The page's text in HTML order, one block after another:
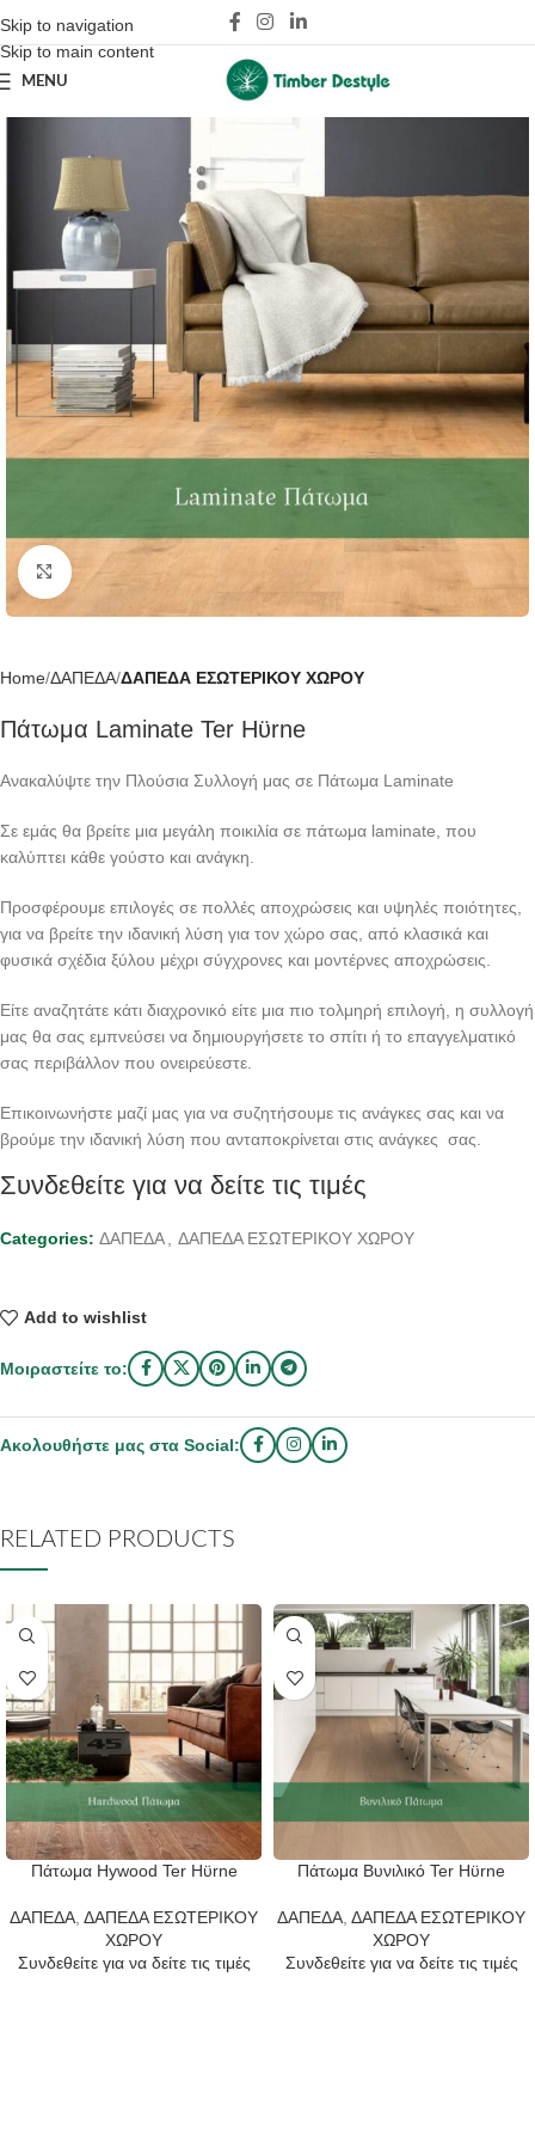
Skip to navigation
Skip to main content
MENU
Click to enlarge
Home ΔΑΠΕΔΑ ΔΑΠΕΔΑ ΕΣΩΤΕΡΙΚΟΥ ΧΩΡΟΥ
Πάτωμα Laminate Ter Hϋrne
Ανακαλύψτε την Πλούσια Συλλογή μας σε Πάτωμα Laminate
Σε εμάς θα βρείτε μια μεγάλη ποικιλία σε πάτωμα laminate, που
καλύπτει κάθε γούστο και ανάγκη.
Προσφέρουμε επιλογές σε πολλές αποχρώσεις και υψηλές ποιότητες,
για να βρείτε την ιδανική λύση για τον χώρο σας, από κλασικά και
φυσικά σχέδια ξύλου μέχρι σύγχρονες και μοντέρνες αποχρώσεις.
Είτε αναζητάτε κάτι διαχρονικό είτε μια πιο τολμηρή επιλογή, η συλλογή
μας θα σας εμπνεύσει να δημιουργήσετε το σπίτι ή το επαγγελματικό
σας περιβάλλον που ονειρεύεστε.
Επικοινωνήστε μαζί μας για να συζητήσουμε τις ανάγκες σας και να
βρούμε την ιδανική λύση που ανταποκρίνεται στις ανάγκες σας.
Συνδεθείτε για να δείτε τις τιμές
Categories: ΔΑΠΕΔΑ ΔΑΠΕΔΑ ΕΣΩΤΕΡΙΚΟΥ ΧΩΡΟΥ
Add to wishlist
Μοιραστείτε το:
Ακολουθήστε μας στα Social:
RELATED PRODUCTS
Πάτωμα Hywood Ter Hϋrne
ΔΑΠΕΔΑ ΔΑΠΕΔΑ ΕΣΩΤΕΡΙΚΟΥ
ΧΩΡΟΥ
Συνδεθείτε για να δείτε τις τιμές
Πάτωμα Bυνιλικό Ter Hϋrne
ΔΑΠΕΔΑ ΔΑΠΕΔΑ ΕΣΩΤΕΡΙΚΟΥ
ΧΩΡΟΥ
Συνδεθείτε για να δείτε τις τιμές